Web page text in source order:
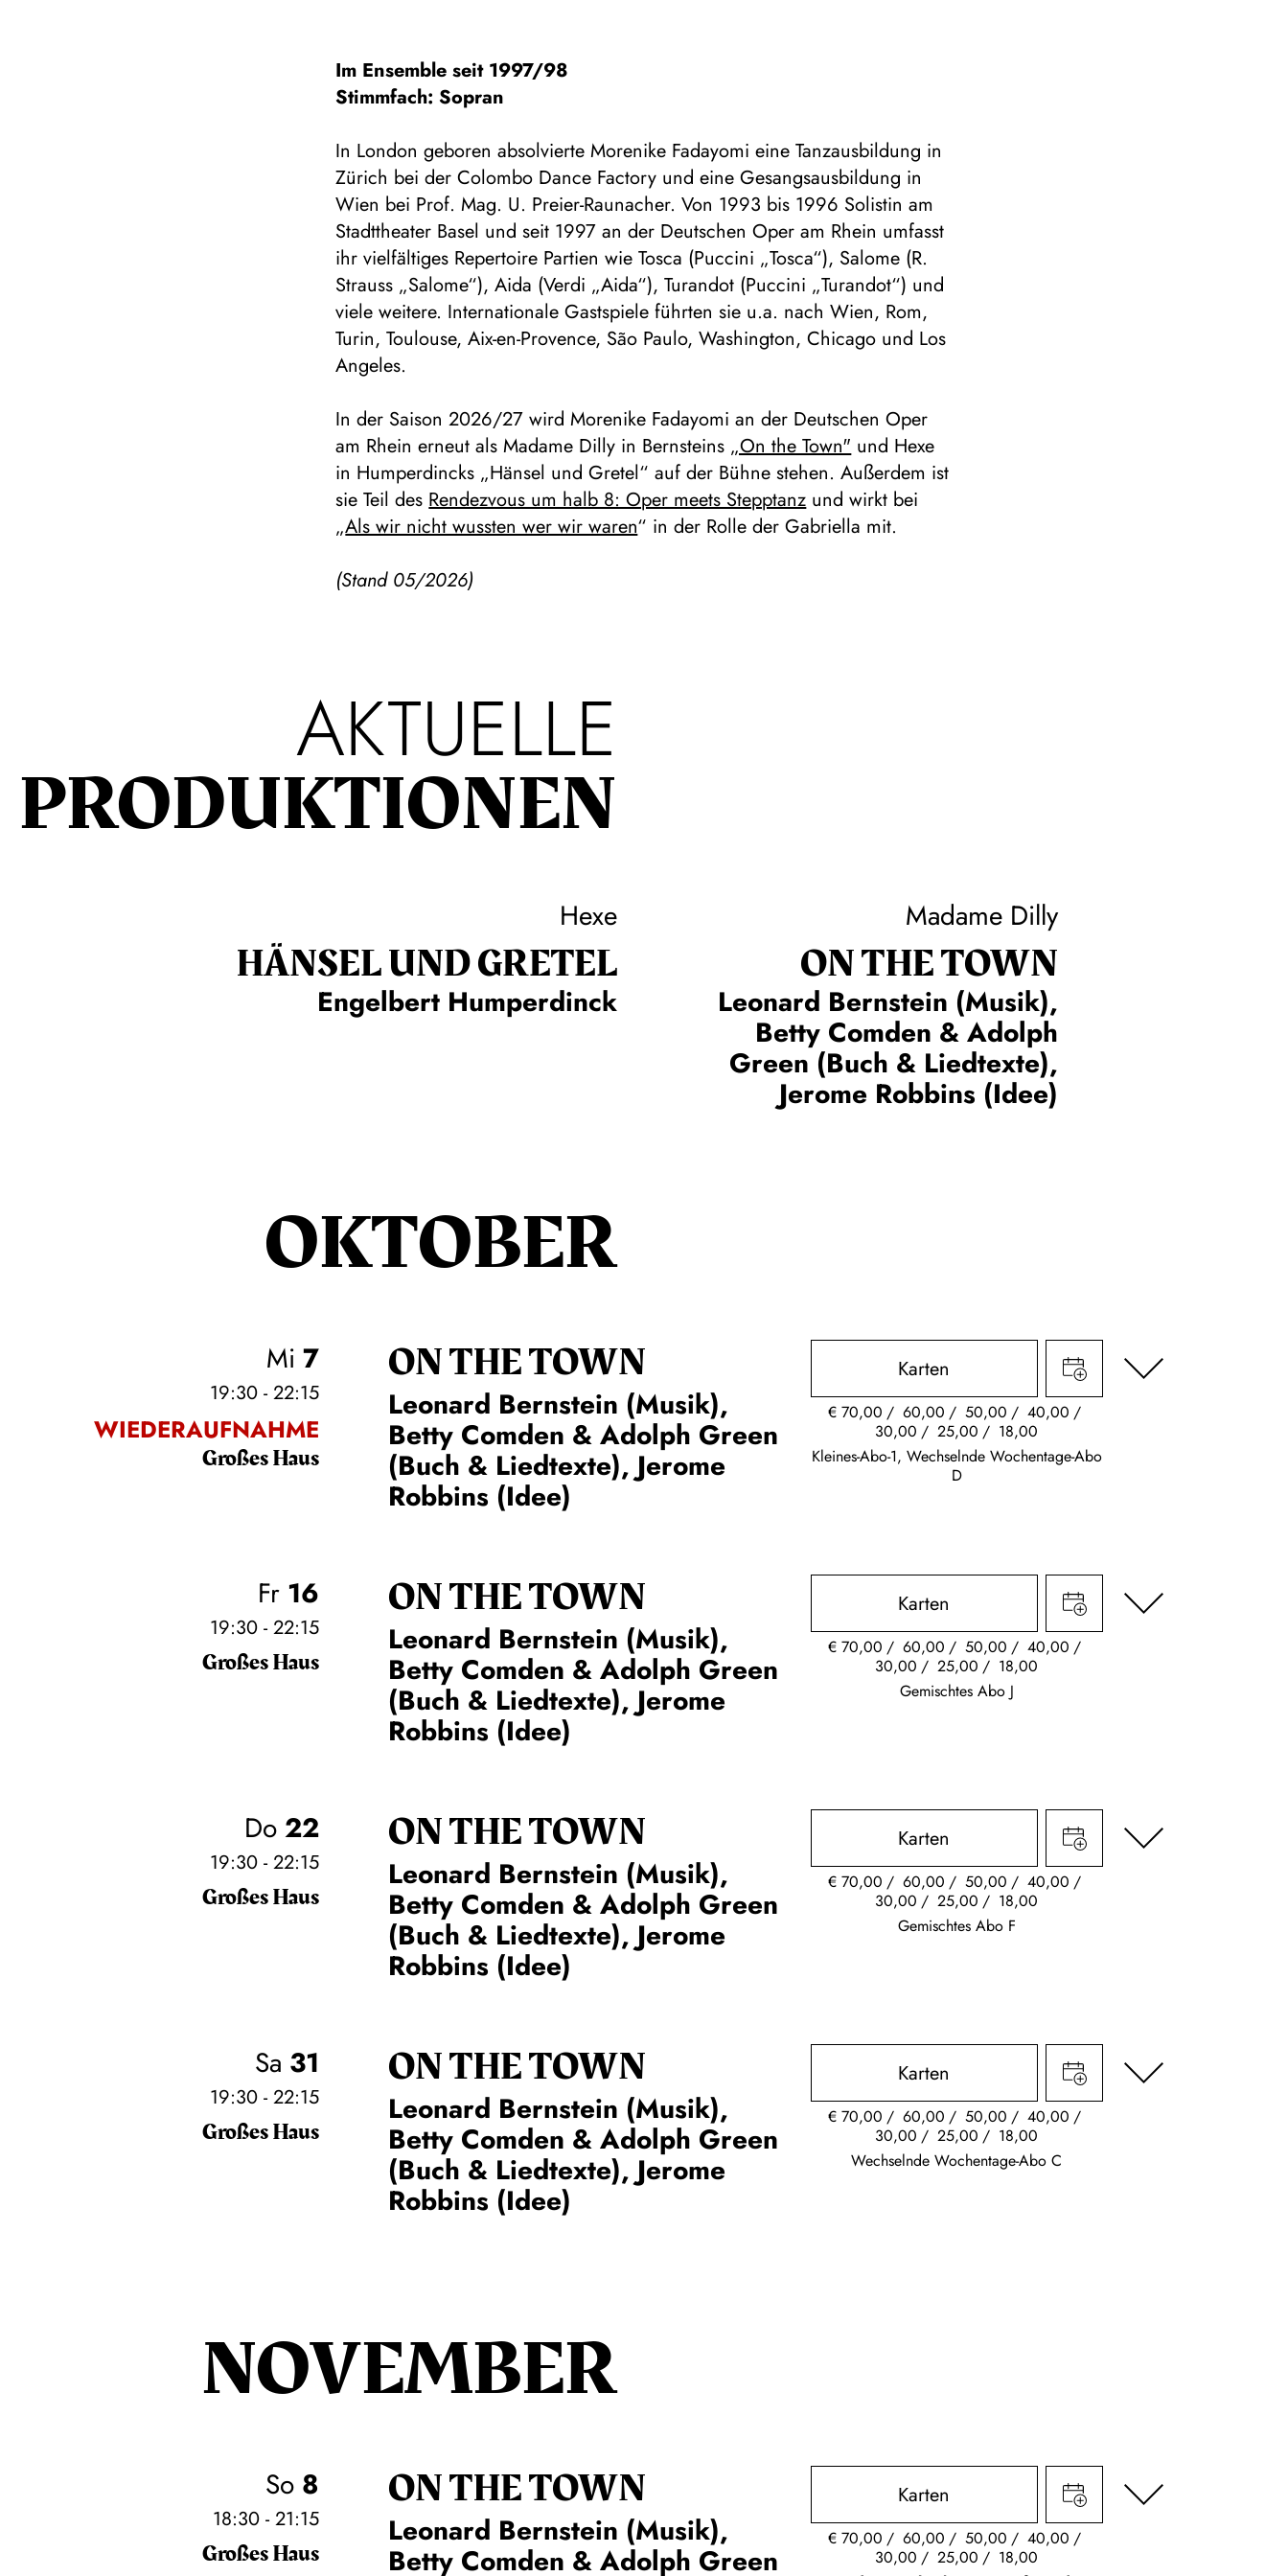
Im Ensemble seit 1997/98
Stimmfach: Sopran
In London geboren absolvierte Morenike Fadayomi eine Tanzausbildung in
Zürich bei der Colombo Dance Factory und eine Gesangsausbildung in
Wien bei Prof. Mag. U. Preier-Raunacher. Von 1993 bis 1996 Solistin am
Stadttheater Basel und seit 1997 an der Deutschen Oper am Rhein umfasst
ihr vielfältiges Repertoire Partien wie Tosca (Puccini „Tosca“), Salome (R.
Strauss „Salome“), Aida (Verdi „Aida“), Turandot (Puccini „Turandot“) und
viele weitere. Internationale Gastspiele führten sie u.a. nach Wien, Rom,
Turin, Toulouse, Aix-en-Provence, São Paulo, Washington, Chicago und Los
Angeles.
In der Saison 2026/27 wird Morenike Fadayomi an der Deutschen Oper
am Rhein erneut als Madame Dilly in Bernsteins „On the Town"und Hexe
in Humperdincks „Hänsel und Gretel“ auf der Bühne stehen. Außerdem ist
sie Teil desRendezvous um halb 8: Oper meets Stepptanzund wirkt bei
„Als wir nicht wussten wer wir waren“ in der Rolle der Gabriella mit.
(Stand 05/2026)
AKTUELLE
PRODUKTIONEN
Hexe
HÄNSEL UND GRETEL
Engelbert Humperdinck
Madame Dilly
ON THE TOWN
Leonard Bernstein (Musik),
Betty Comden & Adolph
Green (Buch & Liedtexte),
Jerome Robbins (Idee)
OKTOBER
Mi 7
19:30 - 22:15
WIEDERAUFNAHME
Großes Haus
ON THE TOWN
Leonard Bernstein (Musik),
Betty Comden & Adolph Green
(Buch & Liedtexte), Jerome
Robbins (Idee)
Karten
€70,00 60,00 50,00
40,00
30,00
25,00
18,00
Kleines-Abo-1, Wechselnde Wochentage-Abo
D
Fr 16
19:30 - 22:15
Großes Haus
ON THE TOWN
Leonard Bernstein (Musik),
Betty Comden & Adolph Green
(Buch & Liedtexte), Jerome
Robbins (Idee)
Karten
€70,00 60,00 50,00
40,00
30,00
25,00
18,00
Gemischtes Abo J
Do22
19:30 - 22:15
Großes Haus
ON THE TOWN
Leonard Bernstein (Musik),
Betty Comden & Adolph Green
(Buch & Liedtexte), Jerome
Robbins (Idee)
Karten
€70,00 60,00 50,00
40,00
30,00
25,00
18,00
Gemischtes Abo F
Sa 31
19:30 - 22:15
Großes Haus
ON THE TOWN
Leonard Bernstein (Musik),
Betty Comden & Adolph Green
(Buch & Liedtexte), Jerome
Robbins (Idee)
Karten
€70,00 60,00 50,00
40,00
30,00
25,00
18,00
Wechselnde Wochentage-Abo C
NOVEMBER
So 8
18:30 - 21:15
Großes Haus
ON THE TOWN
Leonard Bernstein (Musik),
Betty Comden & Adolph Green
Karten
€70,00 60,00 50,00
40,00
30,00
25,00
18,00